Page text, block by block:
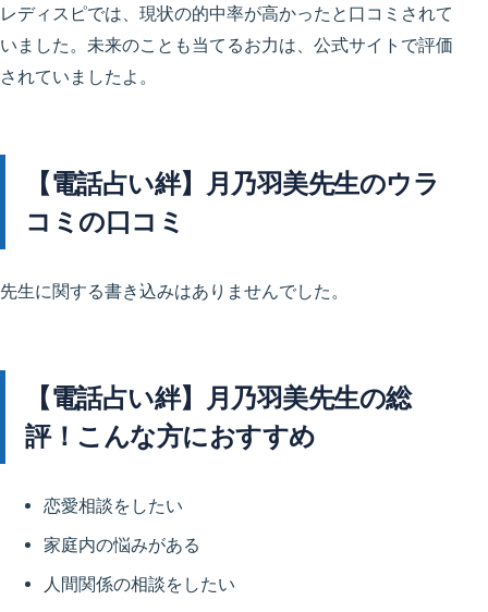
レディスピでは、現状の的中率が高かったと口コミされて
いました。未来のことも当てるお力は、公式サイトで評価
されていましたよ。
【電話占い絆】月乃羽美先生のウラ
コミの口コミ
先生に関する書き込みはありませんでした。
【電話占い絆】月乃羽美先生の総
評！こんな方におすすめ
恋愛相談をしたい
家庭内の悩みがある
人間関係の相談をしたい